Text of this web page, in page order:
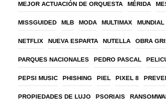
MEJOR ACTUACIÓN DE ORQUESTA MÉRIDA
MISSGUIDED MLB MODA MULTIMAX
NETFLIX NUEVA ESPARTA NUTELLA OBRA
PARQUES NACIONALES PEDRO PASCAL
PEPSI MUSIC PHISHING PIEL PIXEL 8
PROPIEDADES DE LUJO PSORIAIS